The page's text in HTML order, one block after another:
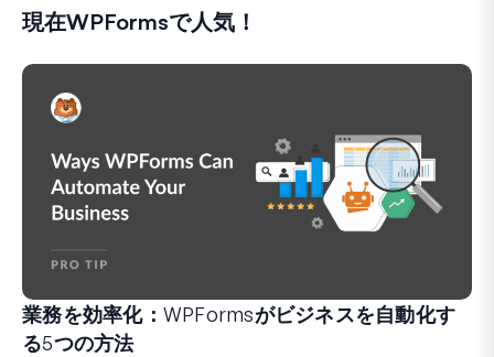
現在WPFormsで人気！
業務を効率化：WPFormsがビジネスを自動化す
る5つの方法